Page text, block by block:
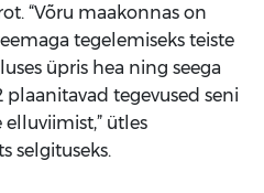
“Võru maakonnas on
tegelemiseks teiste
üpris hea ning seega
tegevused seni
ütles
selgituseks.